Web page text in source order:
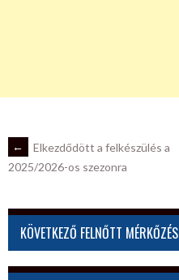
POST
NAVIGATION
←
Elkezdődött a felkészülés a
2025/2026-os szezonra
KÖVETKEZŐ FELNŐTT MÉRKŐZÉS